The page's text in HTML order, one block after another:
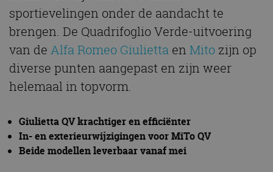
sportievelingen onder de aandacht te
brengen. De Quadrifoglio Verde-uitvoering
van de Alfa Romeo Giulietta en Mito zijn op
diverse punten aangepast en zijn weer
helemaal in topvorm.
Giulietta QV krachtiger en efficiënter
In- en exterieurwijzigingen voor MiTo QV
Beide modellen leverbaar vanaf mei